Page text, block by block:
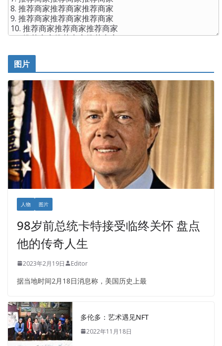
图片
人物 图片
98岁前总统卡特接受临终关怀 盘点
他的传奇人生
2023年2月19日 Editor
据当地时间2月18日消息称，美国历史上最
多伦多：艺术遇见NFT
2022年11月18日